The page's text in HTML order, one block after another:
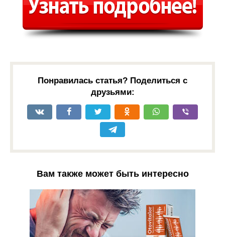
Понравилась статья? Поделиться с
друзьями:
Вам также может быть интересно